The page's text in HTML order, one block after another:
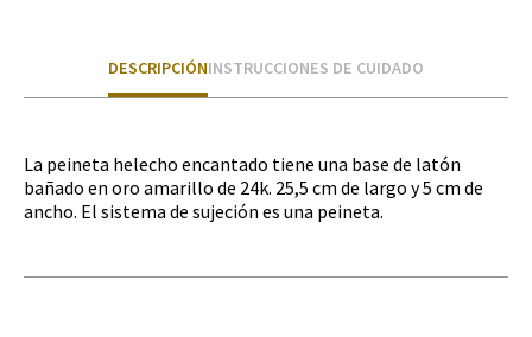
DESCRIPCIÓNINSTRUCCIONES DE CUIDADO
La peineta helecho encantado tiene una base de latón
bañado en oro amarillo de 24k. 25,5 cm de largo y 5 cm de
ancho. El sistema de sujeción es una peineta.